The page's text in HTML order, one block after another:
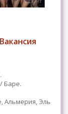
Баре.
Альмерия, Эль